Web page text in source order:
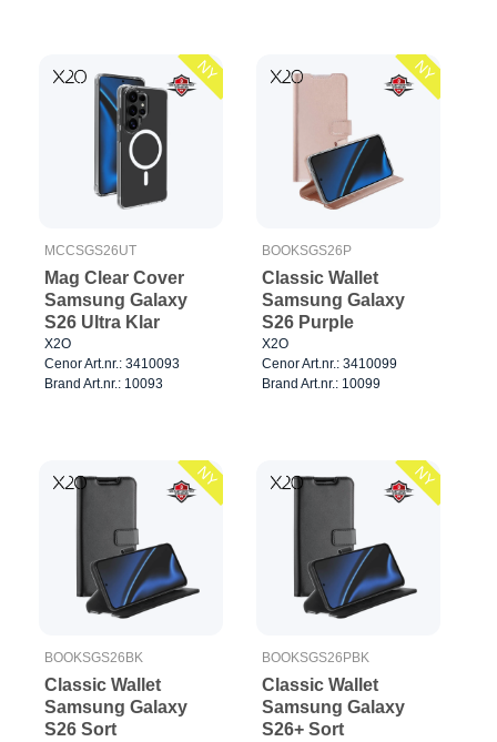
NY
MCCSGS26UT
Mag Clear Cover
Samsung Galaxy
S26 Ultra Klar
X2O
Cenor Art.nr.: 3410093
Brand Art.nr.: 10093
NY
BOOKSGS26P
Classic Wallet
Samsung Galaxy
S26 Purple
X2O
Cenor Art.nr.: 3410099
Brand Art.nr.: 10099
NY
BOOKSGS26BK
Classic Wallet
Samsung Galaxy
S26 Sort
NY
BOOKSGS26PBK
Classic Wallet
Samsung Galaxy
S26+ Sort